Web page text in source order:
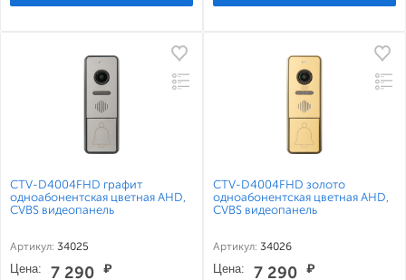
CTV-D4004FHD графит
одноабонентская цветная AHD,
CVBS видеопанель
Артикул: 34025
Цена: 7 290 ₽
CTV-D4004FHD золото
одноабонентская цветная AHD,
CVBS видеопанель
Артикул: 34026
Цена: 7 290 ₽